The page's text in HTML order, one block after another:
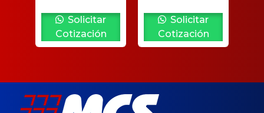
Solicitar
Cotización
Solicitar
Cotización